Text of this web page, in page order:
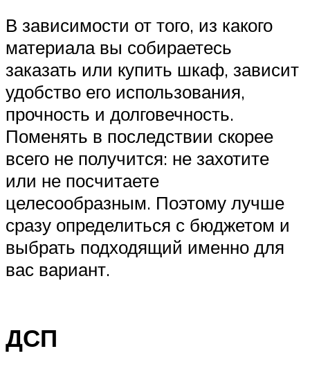
В зависимости от того, из какого
материала вы собираетесь
заказать или купить шкаф, зависит
удобство его использования,
прочность и долговечность.
Поменять в последствии скорее
всего не получится: не захотите
или не посчитаете
целесообразным. Поэтому лучше
сразу определиться с бюджетом и
выбрать подходящий именно для
вас вариант.
ДСП